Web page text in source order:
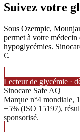
Suivez votre
Sous Ozempic,
permet à votre médecin
hypoglycémies.
€.
Lecteur de glycémie ·
Sinocare Safe AQ
Marque n°4 mondiale,
±5% (ISO 15197),
sponsorisé.